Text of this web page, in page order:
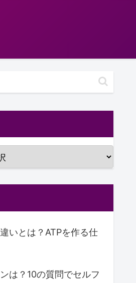
いとは？ATPを作る仕
は？10の質問でセルフ